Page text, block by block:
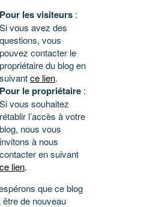
Pour les visiteurs :
Si vous avez des
questions, vous
pouvez contacter le
propriétaire du blog en
suivantce lien.
Pour le propriétaire :
Si vous souhaitez
rétablir l’accès à votre
blog, nous vous
invitons à nous
contacter en suivant
ce lien.
que ce blog
être de nouveau